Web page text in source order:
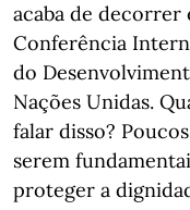
acaba de decorrer
Conferência
do
Nações Unidas.
falar disso?
serem
proteger a